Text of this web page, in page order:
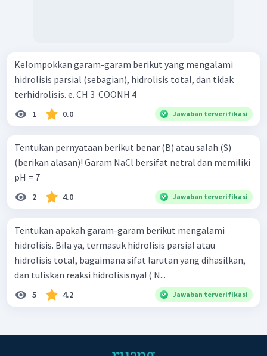
Kelompokkan garam-garam berikut yang mengalami
hidrolisis parsial (sebagian), hidrolisis total, dan tidak
terhidrolisis. e. CH 3 ​ COONH 4 ​
1 0.0 Jawaban terverifikasi
Tentukan pernyataan berikut benar (B) atau salah (S)
(berikan alasan)! Garam NaCl bersifat netral dan memiliki
pH = 7
2 4.0 Jawaban terverifikasi
Tentukan apakah garam-garam berikut mengalami
hidrolisis. Bila ya, termasuk hidrolisis parsial atau
hidrolisis total, bagaimana sifat larutan yang dihasilkan,
dan tuliskan reaksi hidrolisisnya! ( N...
5 4.2 Jawaban terverifikasi